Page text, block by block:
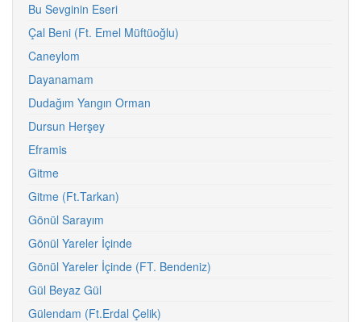
Bu Sevginin Eseri
Çal Beni (Ft. Emel Müftüoğlu)
Caneylom
Dayanamam
Dudağım Yangın Orman
Dursun Herşey
Eframis
Gitme
Gitme (Ft.Tarkan)
Gönül Sarayım
Gönül Yareler İçinde
Gönül Yareler İçinde (FT. Bendeniz)
Gül Beyaz Gül
Gülendam (Ft.Erdal Çelik)